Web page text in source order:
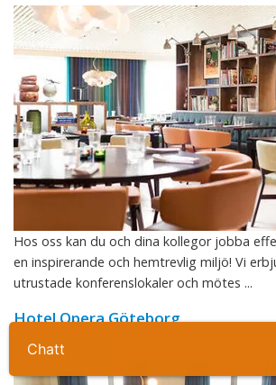
Ta kontakt
Hos oss kan du och dina kollegor jobba
en inspirerande och hemtrevlig miljö! Vi
utrustade konferenslokaler och mötes ...
Hotel Opera Göteborg
Västergötland